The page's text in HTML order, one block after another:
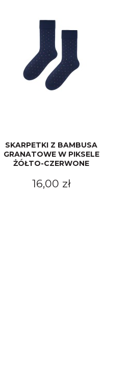
SKARPETKI Z BAMBUSA
GRANATOWE W PIKSELE
ŻÓŁTO-CZERWONE
16,00 zł